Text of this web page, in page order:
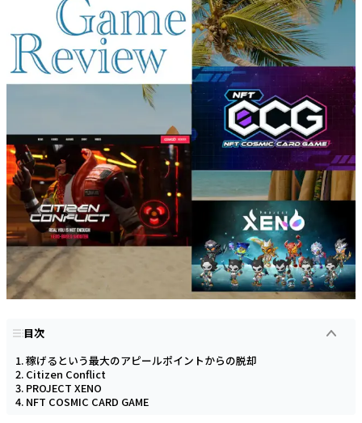
目次
稼げるという最大のアピールポイントからの脱却
Citizen Conflict
PROJECT XENO
NFT COSMIC CARD GAME